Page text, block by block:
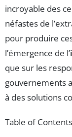
incroyable des
néfastes de
pour produire
l’émergence de l’
que sur les
gouvernements
à des solutions
Table of Contents